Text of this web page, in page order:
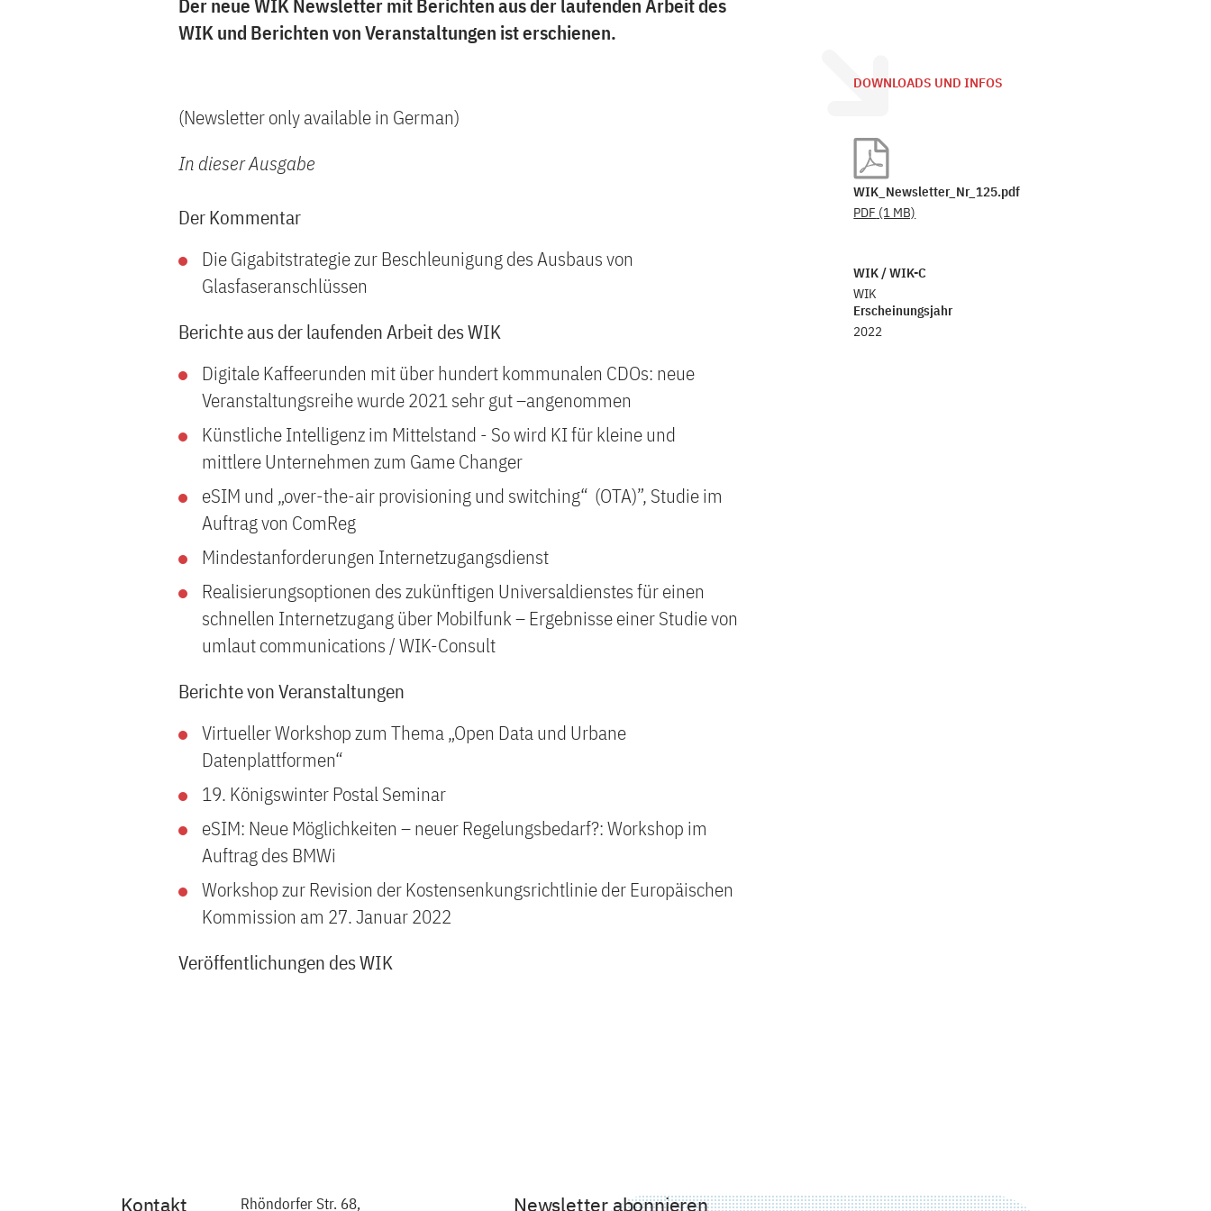
Der neue WIK Newsletter mit Berichten aus der laufenden Arbeit des
WIK und Berichten von Veranstaltungen ist erschienen.
(Newsletter only available in German)
In dieser Ausgabe
Der Kommentar
Die Gigabitstrategie zur Beschleunigung des Ausbaus von
Glasfaseranschlüssen
Berichte aus der laufenden Arbeit des WIK
Digitale Kaffeerunden mit über hundert kommunalen CDOs: neue
Veranstaltungsreihe wurde 2021 sehr gut –angenommen
Künstliche Intelligenz im Mittelstand - So wird KI für kleine und
mittlere Unternehmen zum Game Changer
eSIM und „over-the-air provisioning und switching“ (OTA)”, Studie im
Auftrag von ComReg
Mindestanforderungen Internetzugangsdienst
Realisierungsoptionen des zukünftigen Universaldienstes für einen
schnellen Internetzugang über Mobilfunk – Ergebnisse einer Studie von
umlaut communications / WIK-Consult
Berichte von Veranstaltungen
Virtueller Workshop zum Thema „Open Data und Urbane
Datenplattformen“
19. Königswinter Postal Seminar
eSIM: Neue Möglichkeiten – neuer Regelungsbedarf?: Workshop im
Auftrag des BMWi
Workshop zur Revision der Kostensenkungsrichtlinie der Europäischen
Kommission am 27. Januar 2022
Veröffentlichungen des WIK
DOWNLOADS UND INFOS
WIK_Newsletter_Nr_125.pdf
PDF (1 MB)
WIK / WIK-C
WIK
Erscheinungsjahr
2022
Newsletter abonnieren
Kontakt Rhöndorfer Str. 68,